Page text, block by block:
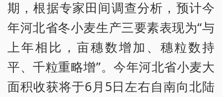
期，根据专家田间调查分析，预计今
年河北省冬小麦生产三要素表现为“与
上年相比，亩穗数增加、穗粒数持
平、千粒重略增”。今年河北省小麦大
面积收获将于6月5日左右自南向北陆